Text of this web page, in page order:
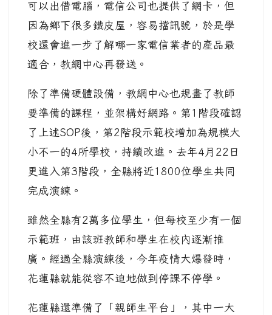
可以出借電腦，電信公司也提供了網卡，但
因為鄉下很多鐵皮屋，容易擋訊號，於是學
校還會進一步了解哪一家電信業者的產品最
適合，教網中心再發送。
除了準備硬體設備，教網中心也規畫了教師
要準備的課程，並架構好網路。第1階段確認
了上述SOP後，第2階段示範校增加為規模大
小不一的4所學校，持續改進。去年4月22日
更進入第3階段，全縣將近1800位學生共同
完成演練。
雖然全縣有2萬多位學生，但每校至少有一個
示範班，由該班教師和學生在校內逐漸推
廣。經過全縣演練後，今年疫情大爆發時，
花蓮縣就能從容不迫地做到停課不停學。
花蓮縣還準備了「親師生平台」，其中一大